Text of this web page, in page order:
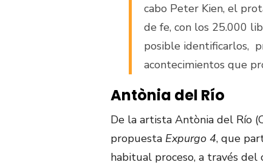
cabo Peter Kien, el
de fe, con los 25.000
posible identificarlos,
acontecimientos que
Antònia del Río
De la artista Antònia del Río
propuesta Expurgo 4, que
habitual proceso, a través del